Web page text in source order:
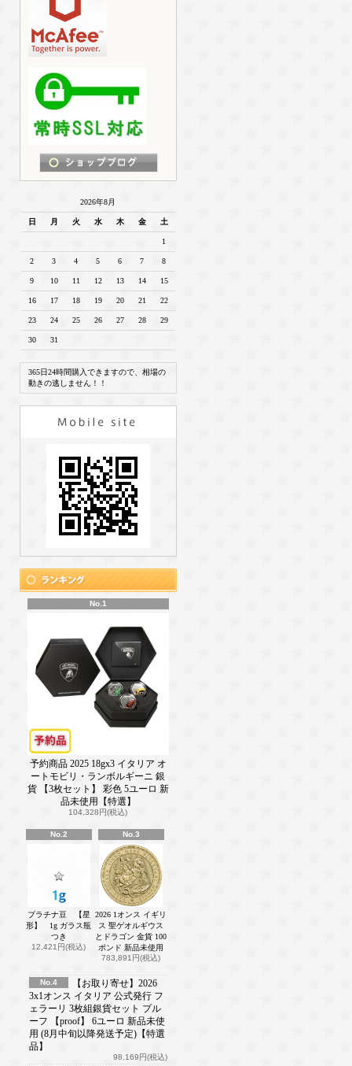
2026年8月
日 月 火 水 木 金 土
1
2 3 4 5 6 7 8
9 10 11 12 13 14 15
16 17 18 19 20 21 22
23 24 25 26 27 28 29
30 31
365日24時間購入できますので、相場の
動きの逃しません！！
No.1
予約商品 2025 18gx3 イタリア オ
ートモビリ・ランボルギーニ 銀
貨 【3枚セット】 彩色 5ユーロ 新
品未使用【特選】
104,328円(税込)
No.2
プラチナ豆 【星
形】 1g ガラス瓶
つき
12,421円(税込)
No.3
2026 1オンス イギリ
ス 聖ゲオルギウス
とドラゴン 金貨 100
ポンド 新品未使用
783,891円(税込)
No.4
【お取り寄せ】2026
3x1オンス イタリア 公式発行 フ
ェラーリ 3枚組銀貨セット プル
ーフ 【proof】 6ユーロ 新品未使
用 (8月中旬以降発送予定)【特選
品】
98,169円(税込)